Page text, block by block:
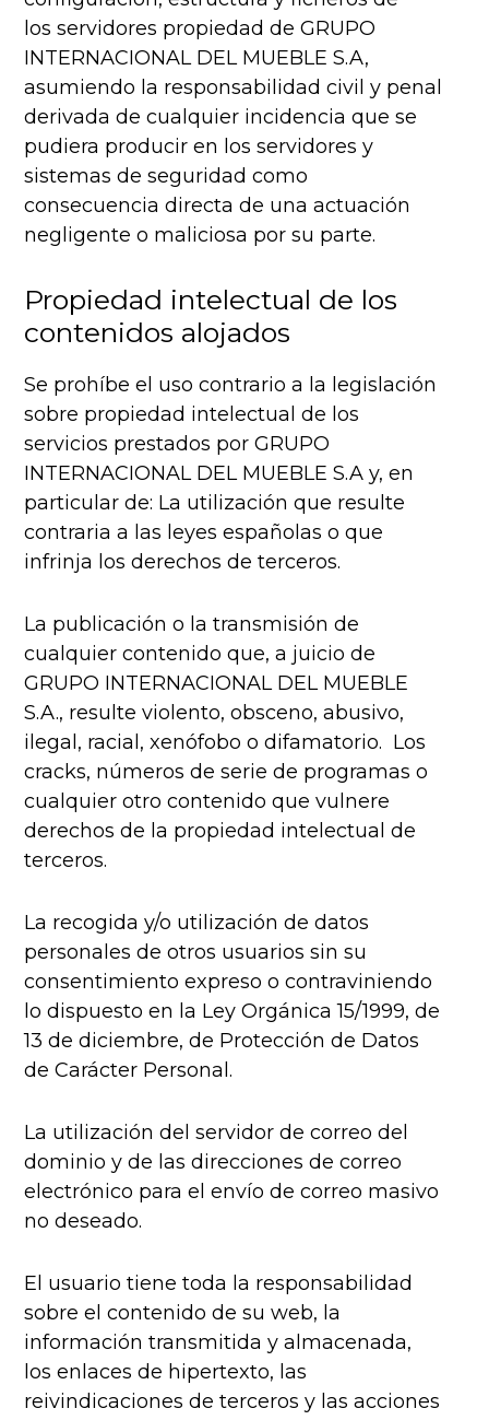
los servidores propiedad de GRUPO
INTERNACIONAL DEL MUEBLE S.A,
asumiendo la responsabilidad civil y penal
derivada de cualquier incidencia que se
pudiera producir en los servidores y
sistemas de seguridad como
consecuencia directa de una actuación
negligente o maliciosa por su parte.
Propiedad intelectual de los
contenidos alojados
Se prohíbe el uso contrario a la legislación
sobre propiedad intelectual de los
servicios prestados por GRUPO
INTERNACIONAL DEL MUEBLE S.A y, en
particular de: La utilización que resulte
contraria a las leyes españolas o que
infrinja los derechos de terceros.
La publicación o la transmisión de
cualquier contenido que, a juicio de
GRUPO INTERNACIONAL DEL MUEBLE
S.A., resulte violento, obsceno, abusivo,
ilegal, racial, xenófobo o difamatorio. Los
cracks, números de serie de programas o
cualquier otro contenido que vulnere
derechos de la propiedad intelectual de
terceros.
La recogida y/o utilización de datos
personales de otros usuarios sin su
consentimiento expreso o contraviniendo
lo dispuesto en la Ley Orgánica 15/1999, de
13 de diciembre, de Protección de Datos
de Carácter Personal.
La utilización del servidor de correo del
dominio y de las direcciones de correo
electrónico para el envío de correo masivo
no deseado.
El usuario tiene toda la responsabilidad
sobre el contenido de su web, la
información transmitida y almacenada,
los enlaces de hipertexto, las
reivindicaciones de terceros y las acciones